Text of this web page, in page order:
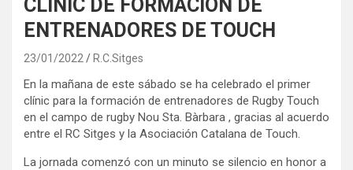
CLÍNIC DE FORMACIÓN DE
ENTRENADORES DE TOUCH
23/01/2022 R.C.Sitges
En la mañana de este sábado se ha celebrado el primer
clínic para la formación de entrenadores de Rugby Touch
en el campo de rugby Nou Sta. Bàrbara , gracias al acuerdo
entre el RC Sitges y la Asociación Catalana de Touch.
La jornada comenzó con un minuto se silencio en honor a